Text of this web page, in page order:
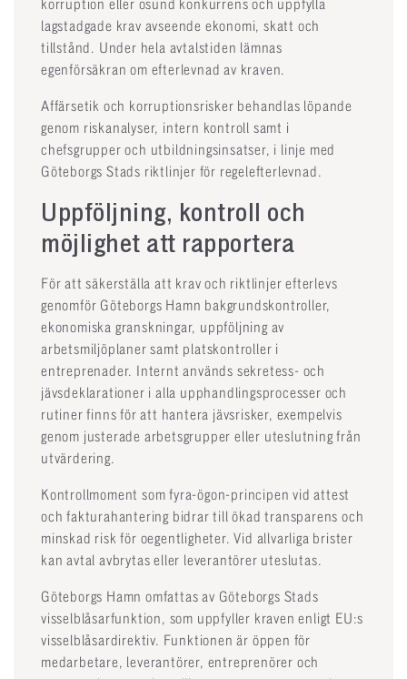
korruption eller osund konkurrens och uppfylla
lagstadgade krav avseende ekonomi, skatt och
tillstånd. Under hela avtalstiden lämnas
egenförsäkran om efterlevnad av kraven.
Affärsetik och korruptionsrisker behandlas löpande
genom riskanalyser, intern kontroll samt i
chefsgrupper och utbildningsinsatser, i linje med
Göteborgs Stads riktlinjer för regelefterlevnad.
Uppföljning, kontroll och
möjlighet att rapportera
För att säkerställa att krav och riktlinjer efterlevs
genomför Göteborgs Hamn bakgrundskontroller,
ekonomiska granskningar, uppföljning av
arbetsmiljöplaner samt platskontroller i
entreprenader. Internt används sekretess- och
jävsdeklarationer i alla upphandlingsprocesser och
rutiner finns för att hantera jävsrisker, exempelvis
genom justerade arbetsgrupper eller uteslutning från
utvärdering.
Kontrollmoment som fyra-ögon-principen vid attest
och fakturahantering bidrar till ökad transparens och
minskad risk för oegentligheter. Vid allvarliga brister
kan avtal avbrytas eller leverantörer uteslutas.
Göteborgs Hamn omfattas av Göteborgs Stads
visselblåsarfunktion, som uppfyller kraven enligt EU:s
visselblåsardirektiv. Funktionen är öppen för
medarbetare, leverantörer, entreprenörer och